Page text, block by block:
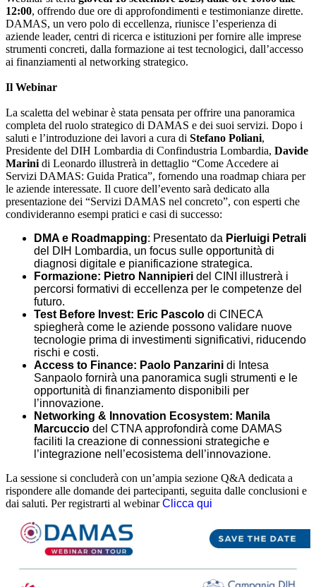
12:00, offrendo due ore di approfondimenti e testimonianze dirette.
DAMAS, un vero polo di eccellenza, riunisce l’esperienza di
aziende leader, centri di ricerca e istituzioni per fornire alle imprese
strumenti concreti, dalla formazione ai test tecnologici, dall’accesso
ai finanziamenti al networking strategico.
Il Webinar
La scaletta del webinar è stata pensata per offrire una panoramica
completa del ruolo strategico di DAMAS e dei suoi servizi. Dopo i
saluti e l’introduzione dei lavori a cura di Stefano Poliani,
Presidente del DIH Lombardia di Confindustria Lombardia, Davide
Marini di Leonardo illustrerà in dettaglio “Come Accedere ai
Servizi DAMAS: Guida Pratica”, fornendo una roadmap chiara per
le aziende interessate. Il cuore dell’evento sarà dedicato alla
presentazione dei “Servizi DAMAS nel concreto”, con esperti che
condivideranno esempi pratici e casi di successo:
DMA e Roadmapping: Presentato da Pierluigi Petrali
del DIH Lombardia, un focus sulle opportunità di
diagnosi digitale e pianificazione strategica.
Formazione: Pietro Nannipieri del CINI illustrerà i
percorsi formativi di eccellenza per le competenze del
futuro.
Test Before Invest: Eric Pascolo di CINECA
spiegherà come le aziende possono validare nuove
tecnologie prima di investimenti significativi, riducendo
rischi e costi.
Access to Finance: Paolo Panzarini di Intesa
Sanpaolo fornirà una panoramica sugli strumenti e le
opportunità di finanziamento disponibili per
l’innovazione.
Networking & Innovation Ecosystem: Manila
Marcuccio del CTNA approfondirà come DAMAS
faciliti la creazione di connessioni strategiche e
l’integrazione nell’ecosistema dell’innovazione.
La sessione si concluderà con un’ampia sezione Q&A dedicata a
rispondere alle domande dei partecipanti, seguita dalle conclusioni e
dai saluti. Per registrarti al webinarClicca qui